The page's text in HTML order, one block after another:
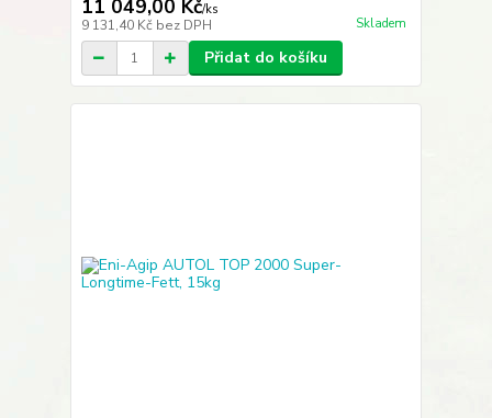
11 049,00 Kč/ks
9 131,40 Kč bez DPH Skladem
Přidat do košíku